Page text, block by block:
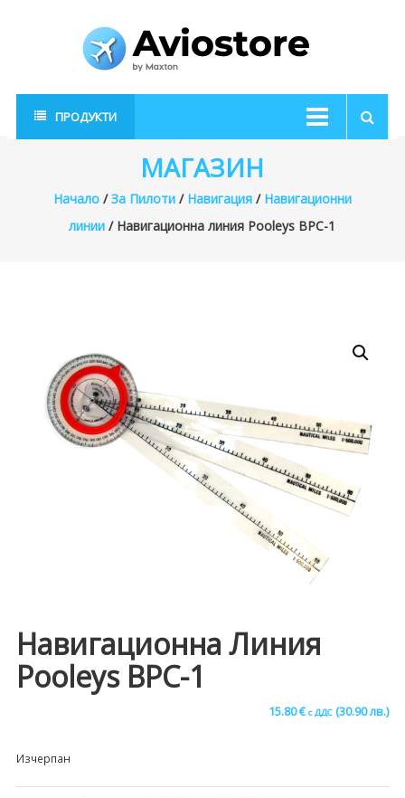
AvioStore
Авиационен
магазин
ПРОДУКТИ
МАГАЗИН
Начало/За Пилоти/ Навигация/ Навигационни
линии / Навигационна линия Pooleys BPC-1
Навигационна Линия
Pooleys BPC-1
15.80€ с ДДС (30.90 лв.)
Изчерпан